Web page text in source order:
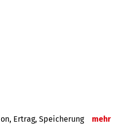
Ertrag, Speicherung mehr